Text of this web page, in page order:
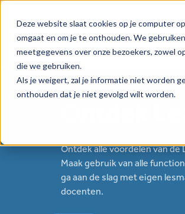
Deze website slaat cookies op je computer
omgaat en om je te onthouden. We
meetgegevens over onze bezoekers, zowel
die we gebruiken.
Als je weigert, zal je informatie niet worden
onthouden dat je niet gevolgd wilt worden.
Ontdek
Ontdek alle voordelen van
Maak gebruik van alle
ga aan de slag met eigen
docenten.